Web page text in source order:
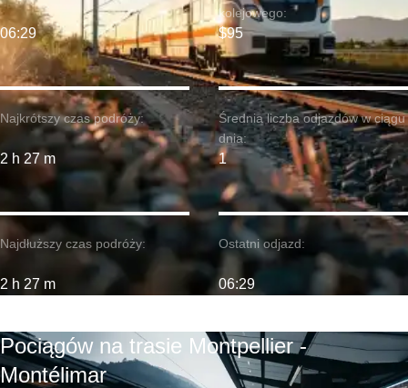
Najkrótszy czas podróży:
2 h 27 m
06:29
Najdłuższy czas podróży:
2 h 27 m
kolejowego:
$95
Średnia liczba odjazdów w ciągu
dnia:
1
Ostatni odjazd:
06:29
Pociągów na trasie Montpellier -
Montélimar